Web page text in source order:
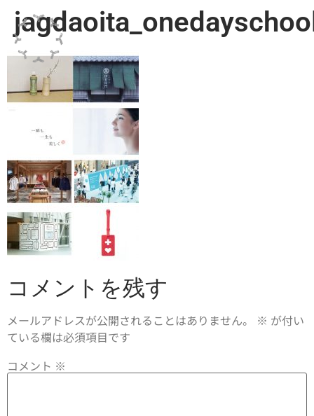
コメントを残す
メールアドレスが公開されることはありません。 ※ が付い
ている欄は必須項目です
コメント ※